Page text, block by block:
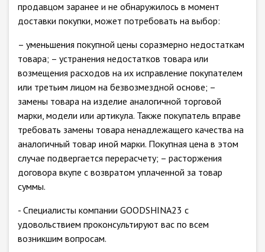
продавцом заранее и не обнаружилось в момент
доставки покупки, может потребовать на выбор:
– уменьшения покупной цены соразмерно недостаткам
товара; – устранения недостатков товара или
возмещения расходов на их исправление покупателем
или третьим лицом на безвозмездной основе; –
замены товара на изделие аналогичной торговой
марки, модели или артикула. Также покупатель вправе
требовать замены товара ненадлежащего качества на
аналогичный товар иной марки. Покупная цена в этом
случае подвергается перерасчету; – расторжения
договора вкупе с возвратом уплаченной за товар
суммы.
- Специалисты компании GOODSHINA23 с
удовольствием проконсультируют вас по всем
возникшим вопросам.